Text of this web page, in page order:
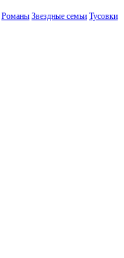
Романы Звездные семьи Тусовки